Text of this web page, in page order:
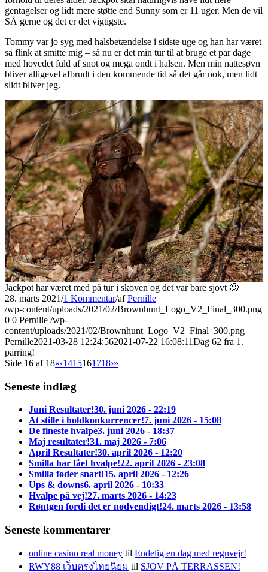
gentagelser og lidt mere støtte end Sunny som er 11 uger. Men de vil
SÅ gerne og det er det vigtigste.
Tommy var jo syg med halsbetændelse i sidste uge og han har været
så flink at smitte mig – så nu er det min tur til at bruge et par dage
med hovedet fuld af snot og mega ondt i halsen. Men min nattesøvn
bliver alligevel afbrudt i den kommende tid så det går nok, men lidt
slidt bliver jeg.
Jackpot har været med på tur i skoven og det var bare sjovt 🙂
28. marts 2021/1 Kommentar/afPernille
/wp-content/uploads/2021/02/Brownhunt_Logo_V2_Final_300.png
0 0 Pernille /wp-
content/uploads/2021/02/Brownhunt_Logo_V2_Final_300.png
Pernille2021-03-28 12:24:562021-07-22 16:08:11Dag 62 fra 1.
parring!
Side 16 af 18«‹1415161718›»
Seneste indlæg
Juni Resultater!30. juni 2026 - 22:19
At stille i holdkonkurrencer!7. juni 2026 - 15:08
De fineste hvalpe3. juni 2026 - 18:37
Maj resultater!31. maj 2026 - 7:06
April Resultater!30. april 2026 - 12:20
Smilla har fået hvalpe!22. april 2026 - 23:08
Smilla føder snart!15. april 2026 - 12:26
Ups & downs6. april 2026 - 10:33
Hvalpe på vej!27. marts 2026 - 14:23
Røntgen fordi det er nødvendigt!24. marts 2026 - 13:58
Seneste kommentarer
online casino real money til Endelig en dag med regnvejr!
RWY88 เว็บตรงไทยนิยม til SJOV PÅ TERRASSEN!